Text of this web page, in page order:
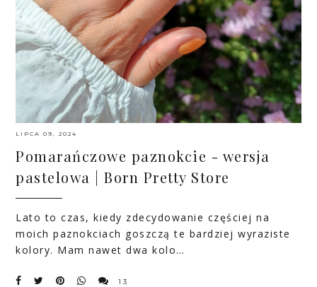
LIPCA 09, 2024
Pomarańczowe paznokcie - wersja
pastelowa | Born Pretty Store
Lato to czas, kiedy zdecydowanie częściej na
moich paznokciach goszczą te bardziej wyraziste
kolory. Mam nawet dwa kolo…
13